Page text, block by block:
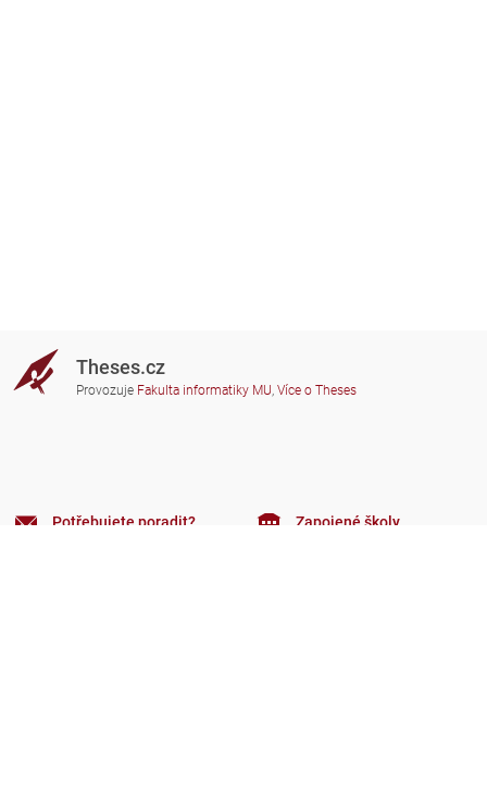
Theses.cz
Provozuje Fakulta informatiky MU, Více o Theses
Potřebujete poradit? Zapojené školy